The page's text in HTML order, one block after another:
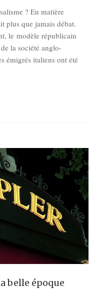
? En matière
plus que jamais débat.
le modèle républicain
la société anglo-
émigrés italiens ont été
belle époque